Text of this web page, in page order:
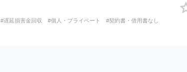
#遅延損害金回収 #個人・プライベート
#契約書・借用書なし